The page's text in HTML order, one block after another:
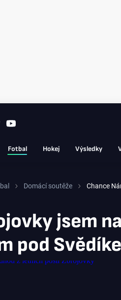
Fotbal Hokej Výsledky
Domácí soutěže Chance
jsem
pod